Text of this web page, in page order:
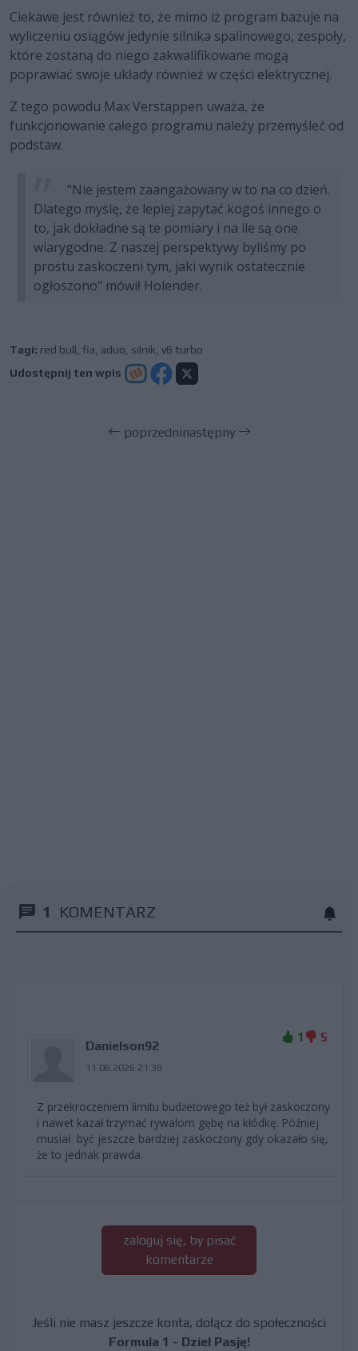
Ciekawe jest również to, że mimo iż program bazuje na
wyliczeniu osiągów jedynie silnika spalinowego, zespoły,
które zostaną do niego zakwalifikowane mogą
poprawiać swoje układy również w części elektrycznej.
Z tego powodu Max Verstappen uważa, że
funkcjonowanie całego programu należy przemyśleć od
podstaw.
"Nie jestem zaangażowany w to na co dzień.
Dlatego myślę, że lepiej zapytać kogoś innego o
to, jak dokładne są te pomiary i na ile są one
wiarygodne. Z naszej perspektywy byliśmy po
prostu zaskoczeni tym, jaki wynik ostatecznie
ogłoszono" mówił Holender.
Tagi: red bull fia aduo silnik v6 turbo
Udostępnij ten wpis
poprzedninastępny
1 KOMENTARZ
Danielson92
11.06.2026 21:38
1 5
Z przekroczeniem limitu budżetowego też był zaskoczony
i nawet kazał trzymać rywalom gębę na kłódkę. Później
musiał być jeszcze bardziej zaskoczony gdy okazało się,
że to jednak prawda.
zaloguj się, by pisać
komentarze
Jeśli nie masz jeszcze konta, dołącz do społeczności
Formula 1 - Dziel Pasję!